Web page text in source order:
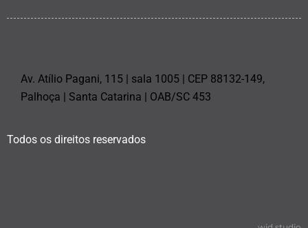
Av. Atílio Pagani, 115 | sala 1005 | CEP 88132-149,
Palhoça | Santa Catarina | OAB/SC 453
Todos os direitos reservados